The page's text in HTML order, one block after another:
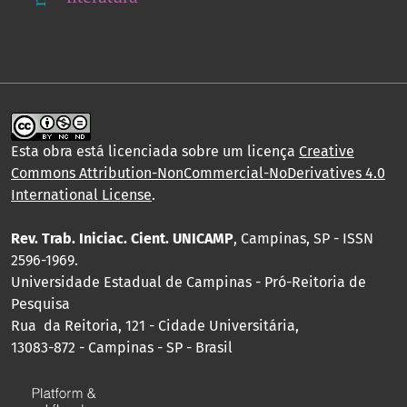
Esta obra está licenciada sobre um licença Creative
Commons Attribution-NonCommercial-NoDerivatives 4.0
International License.
Rev. Trab. Iniciac. Cient. UNICAMP, Campinas, SP - ISSN
2596-1969.
Universidade Estadual de Campinas - Pró-Reitoria de
Pesquisa
Rua da Reitoria, 121 - Cidade Universitária,
13083-872 - Campinas - SP - Brasil